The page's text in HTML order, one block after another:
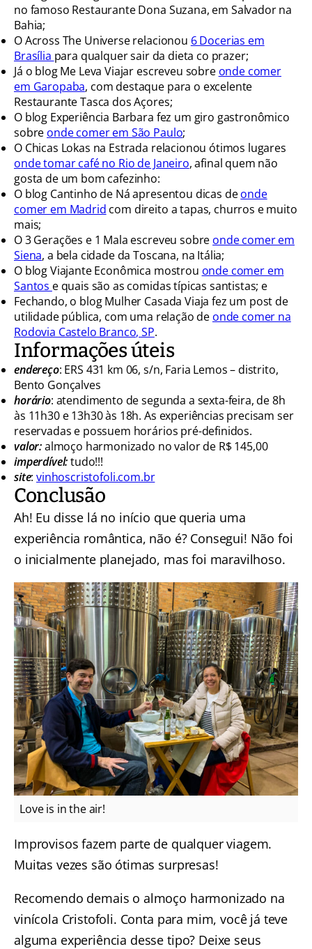
no famoso Restaurante Dona Suzana, em Salvador na
Bahia;
O Across The Universe relacionou 6 Docerias em
Brasília para qualquer sair da dieta co prazer;
Já o blog Me Leva Viajar escreveu sobre onde comer
em Garopaba, com destaque para o excelente
Restaurante Tasca dos Açores;
O blog Experiência Barbara fez um giro gastronômico
sobre onde comer em São Paulo;
O Chicas Lokas na Estrada relacionou ótimos lugares
onde tomar café no Rio de Janeiro, afinal quem não
gosta de um bom cafezinho:
O blog Cantinho de Ná apresentou dicas deonde
comer em Madrid com direito a tapas, churros e muito
mais;
O 3 Gerações e 1 Mala escreveu sobre onde comer em
Siena, a bela cidade da Toscana, na Itália;
O blog Viajante Econômica mostrou onde comer em
Santos e quais são as comidas típicas santistas; e
Fechando, o blog Mulher Casada Viaja fez um post de
utilidade pública, com uma relação de onde comer na
Rodovia Castelo Branco, SP.
Informações úteis
endereço: ERS 431 km 06, s/n, Faria Lemos – distrito,
Bento Gonçalves
horário: atendimento de segunda a sexta-feira, de 8h
às 11h30 e 13h30 às 18h. As experiências precisam ser
reservadas e possuem horários pré-definidos.
valor:almoço harmonizado no valor de R$ 145,00
imperdível:tudo!!!
site:vinhoscristofoli.com.br
Conclusão
Ah! Eu disse lá no início que queria uma
experiência romântica, não é? Consegui! Não foi
o inicialmente planejado, mas foi maravilhoso.
Love is in the air!
Improvisos fazem parte de qualquer viagem.
Muitas vezes são ótimas surpresas!
Recomendo demais o almoço harmonizado na
vinícola Cristofoli. Conta para mim, você já teve
alguma experiência desse tipo? Deixe seus